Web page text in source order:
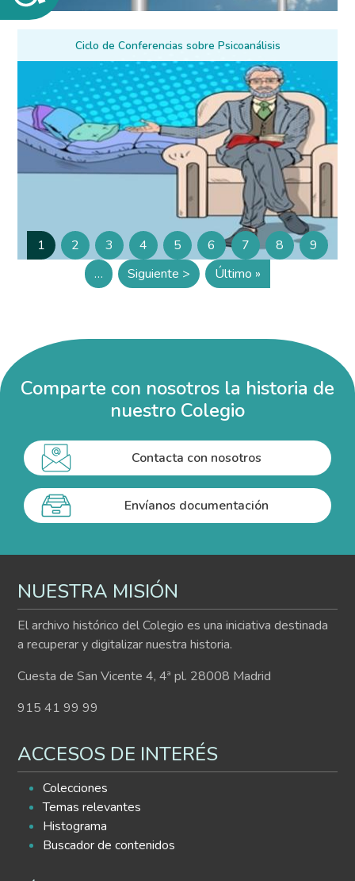
Ciclo de Conferencias sobre Psicoanálisis
Paginación
Página
1 Página
2 Página
3 Página
4 Página
5 Página
6 Página
7 Página
8 Página
9
…
Siguiente página
Siguiente > Última página
Último »
Comparte con nosotros la historia de
nuestro Colegio
Contacta con nosotros
Envíanos documentación
NUESTRA MISIÓN
El archivo histórico del Colegio es una iniciativa destinada
a recuperar y digitalizar nuestra historia.
Cuesta de San Vicente 4, 4ª pl. 28008 Madrid
915 41 99 99
ACCESOS DE INTERÉS
Colecciones
Temas relevantes
Histograma
Buscador de contenidos